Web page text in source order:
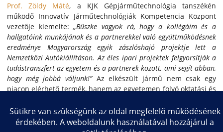
Prof. Zöldy Máté, a KJK Gépjárműtechnológia tanszékén
működő Innovatív Járműtechnológiák Kompetencia Központ
vezetője kiemelte:„Büszke vagyok rá, hogy a kollégáim és a
hallgatóink munkájának és a partnerekkel való együttműködésnek
eredménye Magyarország egyik zászlóshajó projektje lett a
Nemzetközi Autókiállításon. Az éles ipari projektek felgyorsítják a
tudástranszfert az egyetem és a partnerek között, ami segít abban,
hogy még jobbá váljunk!”Az elkészült jármű nem csak egy
piacon elérhető termék, hanem az egyetemen folyó oktatási és
Copyright © 2026 Közlekedésmérnöki és Járműmérnöki Kar